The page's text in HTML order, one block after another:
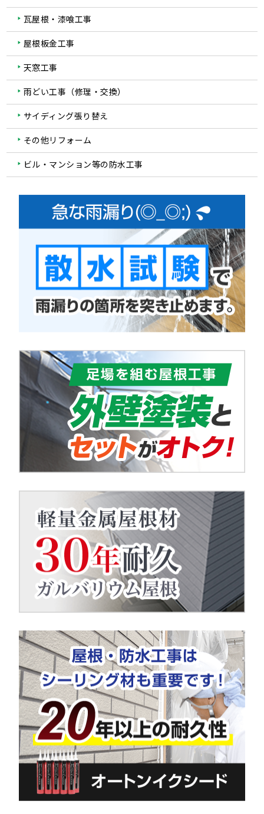
瓦屋根・漆喰工事
屋根板金工事
天窓工事
雨どい工事（修理・交換）
サイディング張り替え
その他リフォーム
ビル・マンション等の防水工事